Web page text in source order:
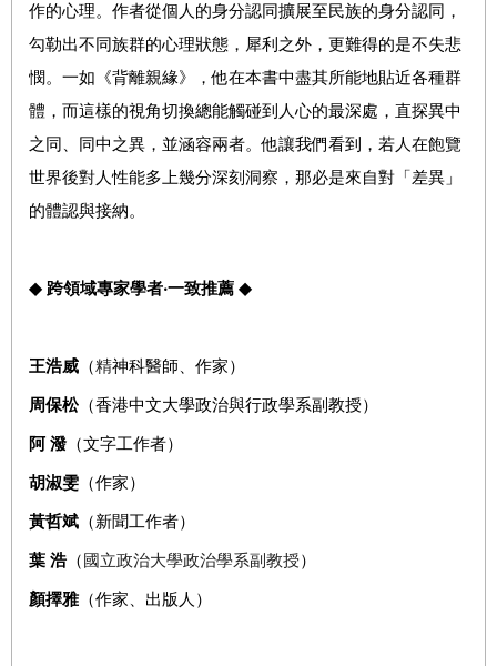
作的心理。 作者從個人的身分認同擴展至民族的身分認同，
勾勒出不同族群的心理狀態，犀利之外，更難得的是不失悲
憫。一如《背離親緣》，他在本書中盡其所能地貼近各種群
體，而這樣的視角切換總能觸碰到人心的最深處，直探異中
之同、同中之異，並涵容兩者。他讓我們看到，若人在飽覽
世界後對人性能多上幾分深刻洞察，那必是來自對「差異」
的體認與接納。
◆ 跨領域專家學者‧一致推薦 ◆
王浩威 （精神科醫師、作家）
周保松 （香港中文大學政治與行政學系副教授）
阿 潑 （文字工作者）
胡淑雯 （作家）
黃哲斌 （新聞工作者）
葉 浩 （ 國立政治大學政治學系副教授）
顏擇雅（作家、出版人）